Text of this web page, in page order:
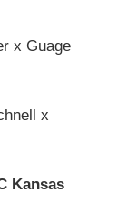
x Guage
x
Kansas